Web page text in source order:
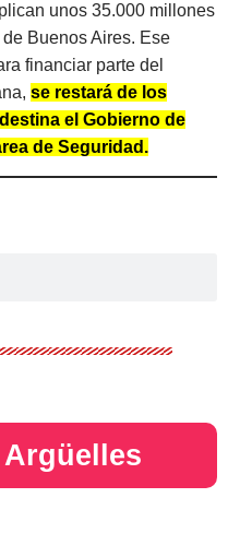
unos 35.000 millones
Buenos Aires. Ese
financiar parte del
se restará de los
el Gobierno de
de Seguridad.
Argüelles​